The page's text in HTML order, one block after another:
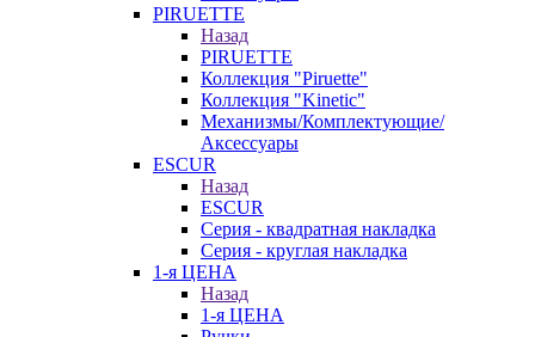
PIRUETTE
Назад
PIRUETTE
Коллекция "Piruette"
Коллекция "Kinetic"
Механизмы/Комплектующие/
Аксессуары
ESCUR
Назад
ESCUR
Серия - квадратная накладка
Серия - круглая накладка
1-я ЦЕНА
Назад
1-я ЦЕНА